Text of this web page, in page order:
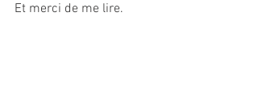
Et merci de me lire.